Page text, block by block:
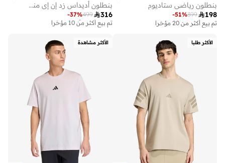
بنطلون رياضي ستاديوم
198
399
-51%
تم بيع أكثر من 20 مؤخرا
بنطلون أديداس زد إن إي منسوج
316
499
-37%
توصيل مجاني
تم بيع أكثر من 10 مؤخرا
تم بيع أكثر من 10 مؤخرا
الأكثر طلبا الأكثر مشاهدة